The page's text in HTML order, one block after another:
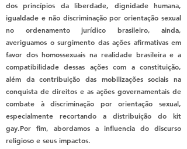
dos princípios da liberdade, dignidade humana,
igualdade e não discriminação por orientação sexual
no ordenamento jurídico brasileiro, ainda,
averiguamos o surgimento das ações afirmativas em
favor dos homossexuais na realidade brasileira e a
compatibilidade dessas ações com a constituição,
além da contribuição das mobilizações sociais na
conquista de direitos e as ações governamentais de
combate à discriminação por orientação sexual,
especialmente recortando a distribuição do kit
gay.Por fim, abordamos a influencia do discurso
religioso e seus impactos.